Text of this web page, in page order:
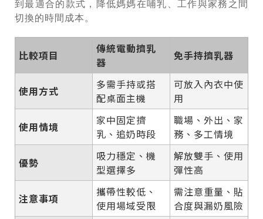
到最適合的款式，降低媽媽在哺乳、工作與家務之間
切換的時間成本。
比較項目
傳統電動擠乳
器
免手持擠乳器
使用方式
多需手持或搭
配桌面主機
可放入內衣中使
用
使用情境
家中固定擠
乳、追奶時段
職場、外出、家
務、多工情境
優勢
吸力穩定、機
型選擇多
解放雙手、使用
彈性高
注意事項
攜帶性較低、
使用場域受限
需注意重量、貼
合度與漏奶風險